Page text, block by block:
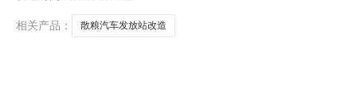
人：李坤
相关产品：
散粮汽车发放站改造